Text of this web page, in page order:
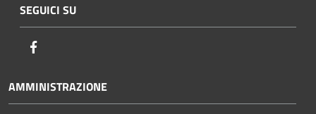
SEGUICI SU
AMMINISTRAZIONE